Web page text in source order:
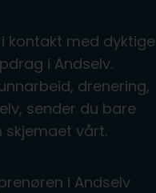
kontakt med dyktige
i Andselv.
drenering,
sender du bare
skjemaet vårt.
i Andselv